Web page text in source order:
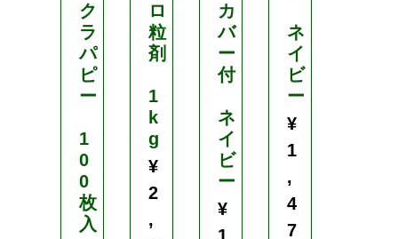
ク
ラ
パ
ピ
ー
1
0
0
枚
入
ロ
粒
剤
1
k
g
¥
2
,
カ
バ
ー
付
ネ
イ
ビ
ー
¥
ネ
イ
ビ
ー
¥
1
,
4
7